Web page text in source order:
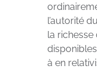
l’autorité
la richesse
à en